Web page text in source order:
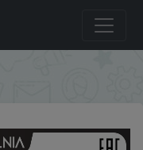
Power Bank 20000